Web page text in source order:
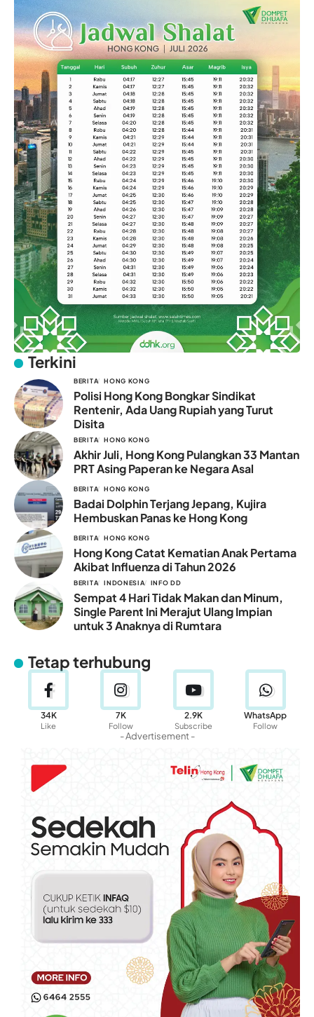
Terkini
BERITA HONG KONG
Polisi Hong Kong Bongkar Sindikat
Rentenir, Ada Uang Rupiah yang Turut
Disita
BERITA HONG KONG
Akhir Juli, Hong Kong Pulangkan 33 Mantan
PRT Asing Paperan ke Negara Asal
BERITA HONG KONG
Badai Dolphin Terjang Jepang, Kujira
Hembuskan Panas ke Hong Kong
BERITA HONG KONG
Hong Kong Catat Kematian Anak Pertama
Akibat Influenza di Tahun 2026
BERITA INDONESIA INFO DD
Sempat 4 Hari Tidak Makan dan Minum,
Single Parent Ini Merajut Ulang Impian
untuk 3 Anaknya di Rumtara
Tetap terhubung
34K
Like
7K
Follow
2.9K
Subscribe
WhatsApp
Follow
- Advertisement -